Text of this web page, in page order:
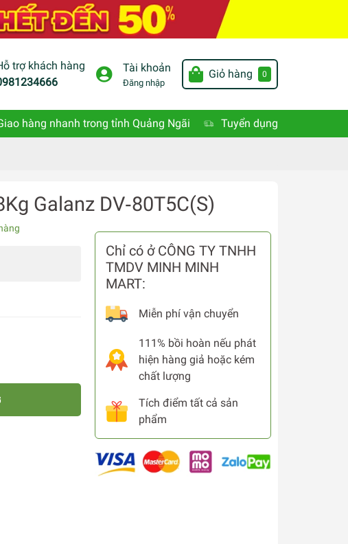
trợ khách hàng
Tài khoản
Đăng nhập
Giỏ hàng 0
hàng nhanh trong tỉnh Quảng Ngãi Tuyển dụng
Galanz DV‐80T5C(S)
Chỉ có ở CÔNG TY TNHH
TMDV MINH MINH
MART:
Miễn phí vận chuyển
111% bồi hoàn nếu phát
hiện hàng giả hoặc kém
chất lượng
Tích điểm tất cả sản
phẩm